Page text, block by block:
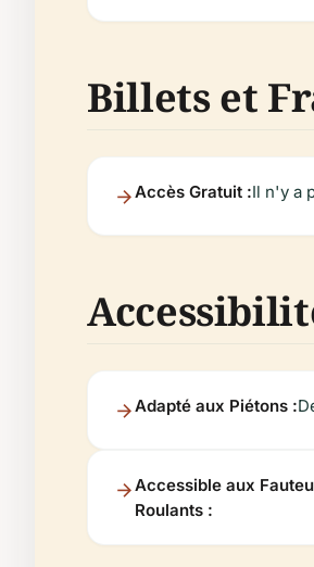
Billets et
Accès Gratuit :Il n'y a
Adapté aux Piétons :
Accessible aux
Roulants :